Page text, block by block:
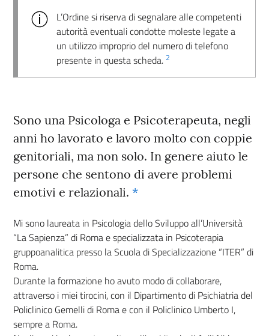
L’Ordine si riserva di segnalare alle competenti
autorità eventuali condotte moleste legate a
un utilizzo improprio del numero di telefono
presente in questa scheda. 2
Sono una Psicologa e Psicoterapeuta, negli
anni ho lavorato e lavoro molto con coppie
genitoriali, ma non solo. In genere aiuto le
persone che sentono di avere problemi
emotivi e relazionali. *
Mi sono laureata in Psicologia dello Sviluppo all’Università
“La Sapienza” di Roma e specializzata in Psicoterapia
gruppoanalitica presso la Scuola di Specializzazione “ITER” di
Roma.
Durante la formazione ho avuto modo di collaborare,
attraverso i miei tirocini, con il Dipartimento di Psichiatria del
Policlinico Gemelli di Roma e con il Policlinico Umberto I,
sempre a Roma.